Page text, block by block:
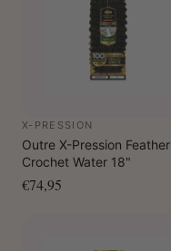
X-PRESSION
Outre X-Pression Feather
Crochet Water 18"
€74,95